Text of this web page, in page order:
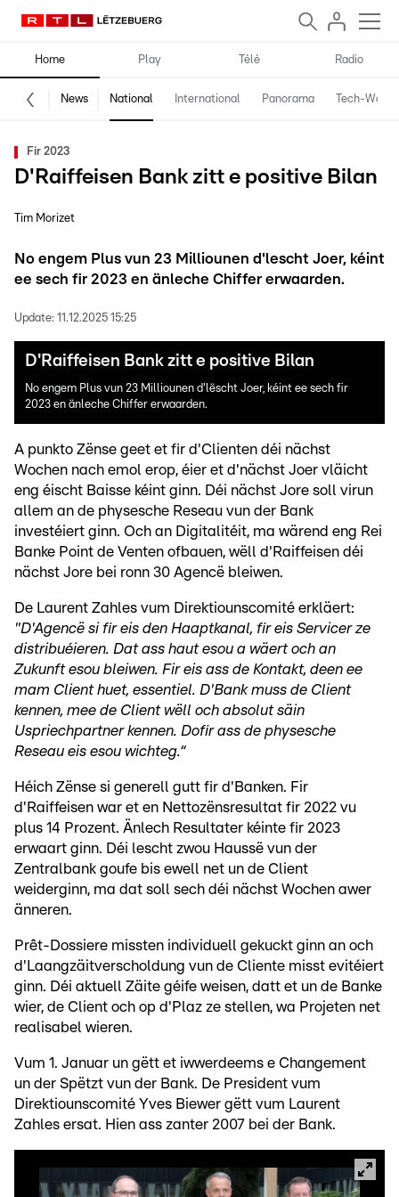
Home Play Télé Radio
News National International Panorama Tech-World
Fir 2023
D'Raiffeisen Bank zitt e positive Bilan
Tim Morizet
No engem Plus vun 23 Milliounen d'lescht Joer, kéint
ee sech fir 2023 en änleche Chiffer erwaarden.
Update: 11.12.2025 15:25
D'Raiffeisen Bank zitt e positive Bilan
No engem Plus vun 23 Milliounen d'lëscht Joer, kéint ee sech fir
2023 en änleche Chiffer erwaarden.
A punkto Zënse geet et fir d'Clienten déi nächst
Wochen nach emol erop, éier et d'nächst Joer vläicht
eng éischt Baisse kéint ginn. Déi nächst Jore soll virun
allem an de physesche Reseau vun der Bank
investéiert ginn. Och an Digitalitéit, ma wärend eng Rei
Banke Point de Venten ofbauen, wëll d'Raiffeisen déi
nächst Jore bei ronn 30 Agencë bleiwen.
De Laurent Zahles vum Direktiounscomité erkläert:
"D'Agencë si fir eis den Haaptkanal, fir eis Servicer ze
distribuéieren. Dat ass haut esou a wäert och an
Zukunft esou bleiwen. Fir eis ass de Kontakt, deen ee
mam Client huet, essentiel. D'Bank muss de Client
kennen, mee de Client wëll och absolut säin
Uspriechpartner kennen. Dofir ass de physesche
Reseau eis esou wichteg.“
Héich Zënse si generell gutt fir d'Banken. Fir
d'Raiffeisen war et en Nettozënsresultat fir 2022 vu
plus 14 Prozent. Änlech Resultater kéinte fir 2023
erwaart ginn. Déi lescht zwou Haussë vun der
Zentralbank goufe bis ewell net un de Client
weiderginn, ma dat soll sech déi nächst Wochen awer
änneren.
Prêt-Dossiere missten individuell gekuckt ginn an och
d'Laangzäitverscholdung vun de Cliente misst evitéiert
ginn. Déi aktuell Zäite géife weisen, datt et un de Banke
wier, de Client och op d'Plaz ze stellen, wa Projeten net
realisabel wieren.
Vum 1. Januar un gëtt et iwwerdeems e Changement
un der Spëtzt vun der Bank. De President vum
Direktiounscomité Yves Biewer gëtt vum Laurent
Zahles ersat. Hien ass zanter 2007 bei der Bank.